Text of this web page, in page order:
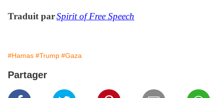
Traduit parSpirit of Free Speech
#Hamas #Trump #Gaza
Partager